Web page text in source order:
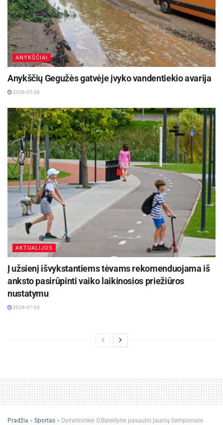
ANYKŠČIAI
Anykščių Gegužės gatvėje įvyko vandentiekio avarija
2026-07-08
AKTUALIJOS
Į užsienį išvykstantiems tėvams rekomenduojama iš
anksto pasirūpinti vaiko laikinosios priežiūros
nustatymu
2026-07-03
Pradžia » Sportas » Dviratininkei O.Baleišytei pasaulio jaunių čempionate